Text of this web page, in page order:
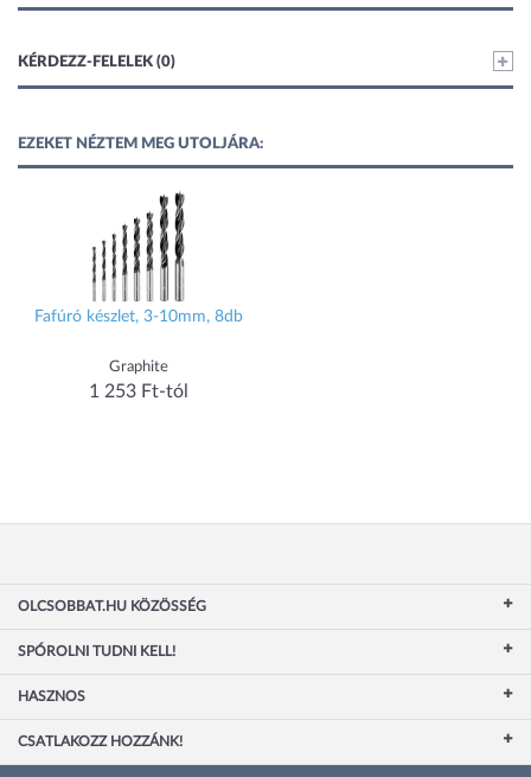
KÉRDEZZ-FELELEK (0)
EZEKET NÉZTEM MEG UTOLJÁRA:
Fafúró készlet, 3-10mm, 8db
Graphite
1 253 Ft-tól
OLCSOBBAT.HU KÖZÖSSÉG
SPÓROLNI TUDNI KELL!
HASZNOS
CSATLAKOZZ HOZZÁNK!